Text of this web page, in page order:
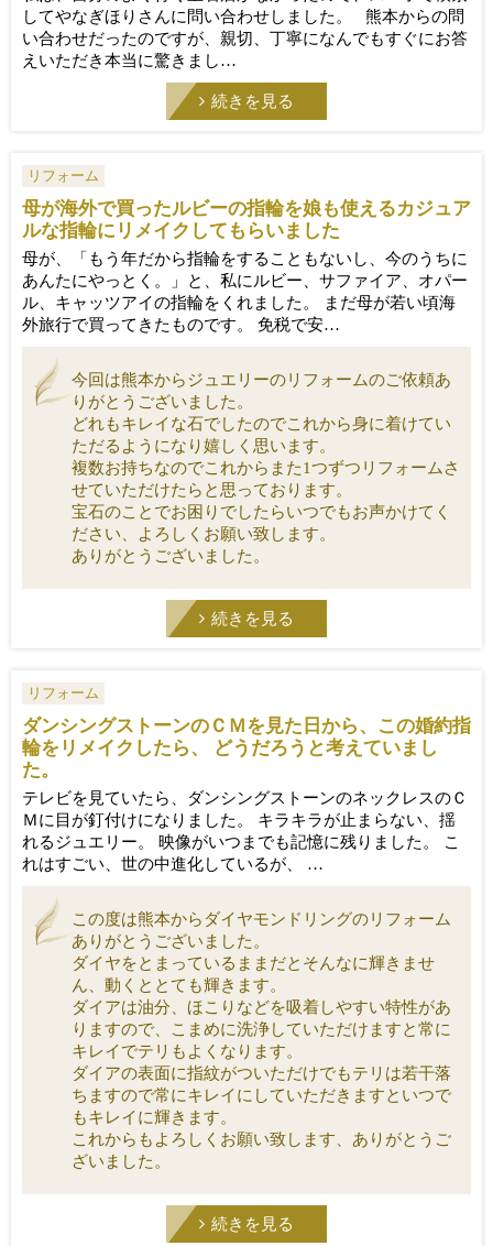
してやなぎほりさんに問い合わせしました。 熊本からの問
い合わせだったのですが、親切、丁寧になんでもすぐにお答
えいただき本当に驚きまし…
続きを見る
リフォーム
母が海外で買ったルビーの指輪を娘も使えるカジュア
ルな指輪にリメイクしてもらいました
母が、「もう年だから指輪をすることもないし、今のうちに
あんたにやっとく。」と、私にルビー、サファイア、オパー
ル、キャッツアイの指輪をくれました。 まだ母が若い頃海
外旅行で買ってきたものです。 免税で安…
今回は熊本からジュエリーのリフォームのご依頼あ
りがとうございました。
どれもキレイな石でしたのでこれから身に着けてい
ただるようになり嬉しく思います。
複数お持ちなのでこれからまた1つずつリフォームさ
せていただけたらと思っております。
宝石のことでお困りでしたらいつでもお声かけてく
ださい、よろしくお願い致します。
ありがとうございました。
続きを見る
リフォーム
ダンシングストーンのＣＭを見た日から、この婚約指
輪をリメイクしたら、 どうだろうと考えていまし
た。
テレビを見ていたら、ダンシングストーンのネックレスのＣ
Ｍに目が釘付けになりました。 キラキラが止まらない、揺
れるジュエリー。 映像がいつまでも記憶に残りました。 こ
れはすごい、世の中進化しているが、 …
この度は熊本からダイヤモンドリングのリフォーム
ありがとうございました。
ダイヤをとまっているままだとそんなに輝きませ
ん、動くととても輝きます。
ダイアは油分、ほこりなどを吸着しやすい特性があ
りますので、こまめに洗浄していただけますと常に
キレイでテリもよくなります。
ダイアの表面に指紋がついただけでもテリは若干落
ちますので常にキレイにしていただきますといつで
もキレイに輝きます。
これからもよろしくお願い致します、ありがとうご
ざいました。
続きを見る